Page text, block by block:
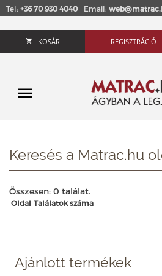
Tel: +36 70 930 4040 Email:
KOSÁR REGISZTRÁCIÓ
Keresés a Matrac.hu
Összesen: 0 találat.
Oldal Találatok száma
Ajánlott termékek